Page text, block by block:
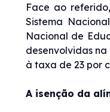
Face ao
Sistema
Nacional de
desenvolvidas
à taxa de 23 por
A isenção da